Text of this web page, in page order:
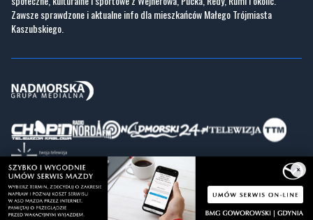
Zawsze sprawdzone i aktualne info dla mieszkańców Małego Trójmiasta
Kaszubskiego.
Copyrights © Nadmorski24.pl 2026 r.
Projekt i wykonaniePixlab.pl
×